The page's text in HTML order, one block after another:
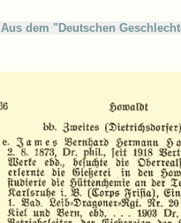
Aus dem "Deutschen